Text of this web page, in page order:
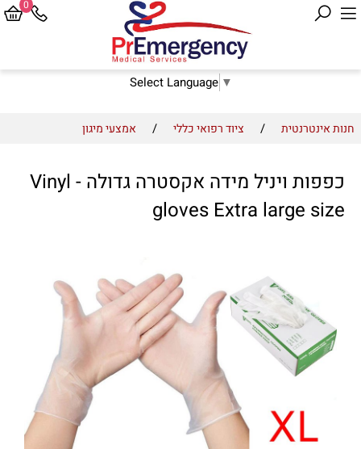
Select Language ▼
0
חנות אינטרנטית / ציוד רפואי כללי / אמצעי מיגון
כפפות ויניל מידה אקסטרה גדולה - Vinyl
gloves Extra large size